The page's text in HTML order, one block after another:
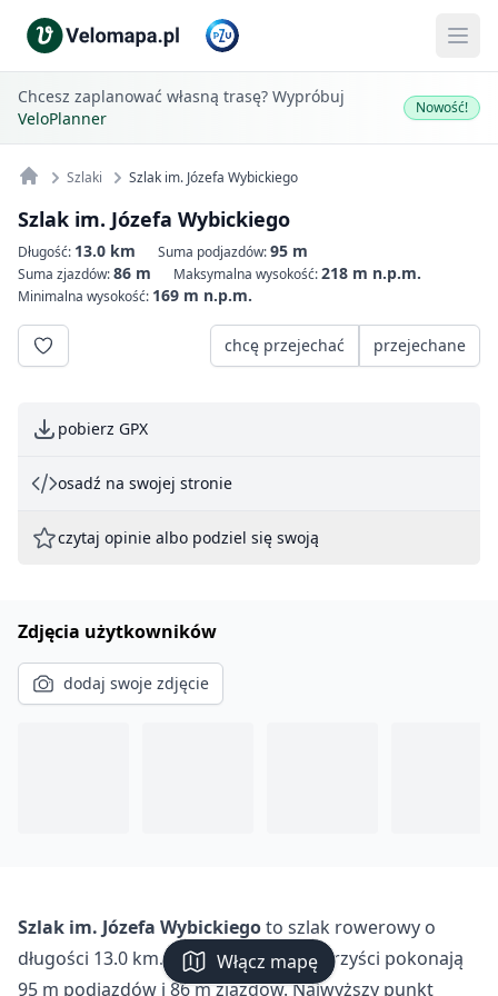
Włącz mapę
Chcesz zaplanować własną trasę? Wypróbuj
VeloPlanner
Nowość!
Szlaki Szlak im. Józefa Wybickiego
Szlak im. Józefa Wybickiego
Długość: 13.0 km Suma podjazdów:95 m
Suma zjazdów:86 m Maksymalna wysokość:218 m n.p.m.
Minimalna wysokość: 169 m n.p.m.
chcę przejechać przejechane
pobierz GPX
osadź na swojej stronie
czytaj opinie albo podziel się swoją
Zdjęcia użytkowników
dodaj swoje zdjęcie
Szlak im. Józefa Wybickiegoto szlak rowerowy o
długości 13.0 km. Podczas trasy rowerzyści pokonają
95 m podjazdów i 86 m zjazdów. Najwyższy punkt